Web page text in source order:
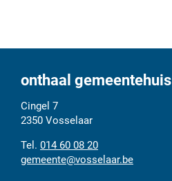
onthaal gemeentehuis
Adres
Cingel 7
2350 Vosselaar
Tel.
014 60 08 20
E-
mail
gemeente@vosselaar.be